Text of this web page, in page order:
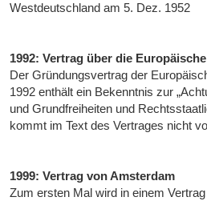
Westdeutschland am 5. Dez. 1952
1992: Vertrag über die
Der Gründungsvertrag der
1992 enthält ein Bekenntnis zur
und Grundfreiheiten und
kommt im Text des Vertrages nicht
1999: Vertrag von Amsterdam
Zum ersten Mal wird in einem